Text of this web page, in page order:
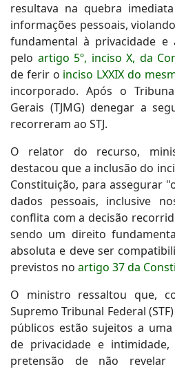
resultava na quebra
informações pessoais,
fundamental à privacidade
pelo artigo 5º, inciso X, da
de ferir o inciso LXXIX do
incorporado. Após o
Gerais (TJMG) denegar a
recorreram ao STJ.
O relator do recurso,
destacou que a inclusão do
Constituição, para assegurar
dados pessoais, inclusive
conflita com a decisão
sendo um direito
absoluta e deve ser
previstos no artigo 37 da
O ministro ressaltou que,
Supremo Tribunal Federal
públicos estão sujeitos a
de privacidade e
pretensão de não revelar